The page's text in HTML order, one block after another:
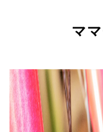
マ